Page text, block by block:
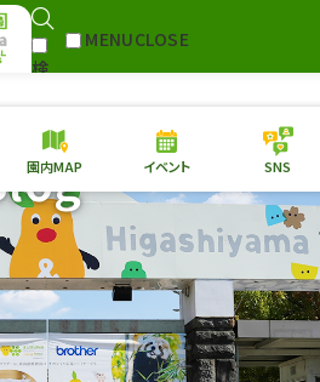
検
MENUCLOSE
本日の開園情報 チケ
園内MAP イベント
総合案内
動物園 植物園
園内MAP イベント SNS